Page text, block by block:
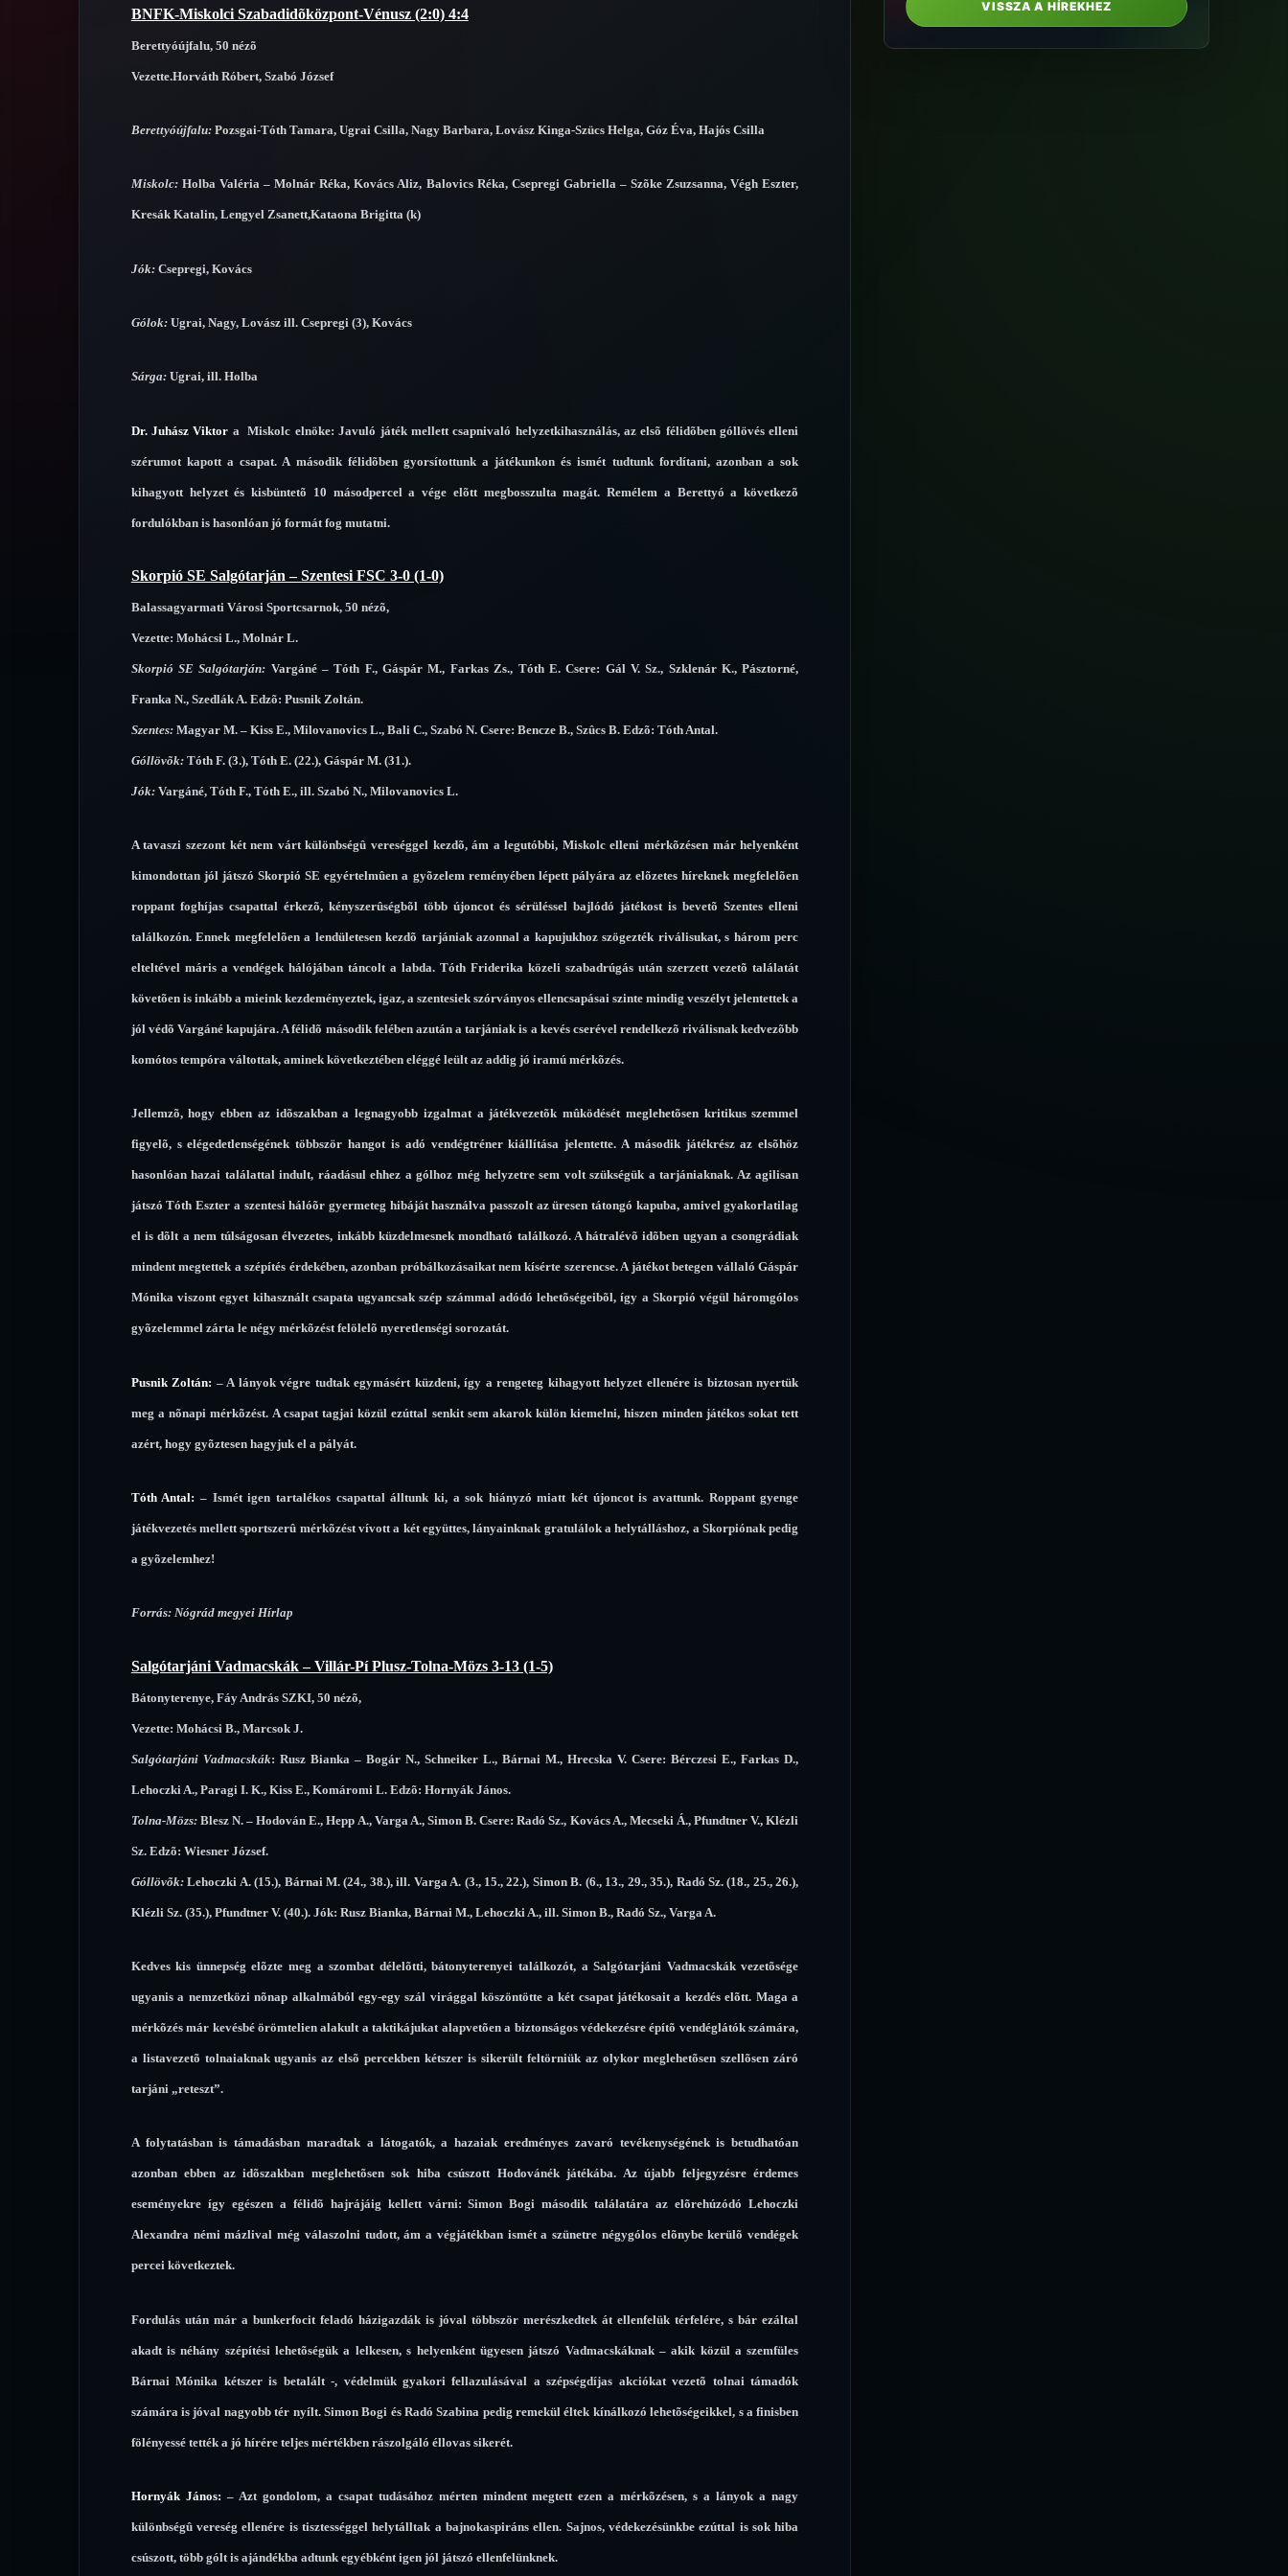
BNFK-Miskolci Szabadidõközpont-Vénusz (2:0) 4:4
Berettyóújfalu, 50 nézõ
Vezette.Horváth Róbert, Szabó József
Berettyóújfalu: Pozsgai-Tóth Tamara, Ugrai Csilla, Nagy Barbara, Lovász Kinga-Szücs Helga, Góz Éva, Hajós Csilla
Miskolc:Holba Valéria – Molnár Réka, Kovács Aliz, Balovics Réka, Csepregi Gabriella – Szõke Zsuzsanna, Végh Eszter,
Kresák Katalin, Lengyel Zsanett,Kataona Brigitta (k)
Jók:Csepregi, Kovács
Gólok:Ugrai, Nagy, Lovász ill. Csepregi (3), Kovács
Sárga:Ugrai, ill. Holba
Dr. Juhász Viktor a Miskolc elnöke: Javuló játék mellett csapnivaló helyzetkihasználás, az elsõ félidõben góllövés elleni
szérumot kapott a csapat. A második félidõben gyorsítottunk a játékunkon és ismét tudtunk fordítani, azonban a sok
kihagyott helyzet és kisbüntetõ 10 másodpercel a vége elõtt megbosszulta magát. Remélem a Berettyó a következõ
fordulókban is hasonlóan jó formát fog mutatni.
Skorpió SE Salgótarján – Szentesi FSC 3-0 (1-0)
Balassagyarmati Városi Sportcsarnok, 50 nézõ,
Vezette: Mohácsi L., Molnár L.
Skorpió SE Salgótarján: Vargáné – Tóth F., Gáspár M., Farkas Zs., Tóth E. Csere: Gál V. Sz., Szklenár K., Pásztorné,
Franka N., Szedlák A. Edzõ: Pusnik Zoltán.
Szentes:Magyar M. – Kiss E., Milovanovics L., Bali C., Szabó N. Csere: Bencze B., Szûcs B. Edzõ: Tóth Antal.
Góllövõk:Tóth F. (3.), Tóth E. (22.), Gáspár M. (31.).
Jók:Vargáné, Tóth F., Tóth E., ill. Szabó N., Milovanovics L.
A tavaszi szezont két nem várt különbségû vereséggel kezdõ, ám a legutóbbi, Miskolc elleni mérkõzésen már helyenként
kimondottan jól játszó Skorpió SE egyértelmûen a gyõzelem reményében lépett pályára az elõzetes híreknek megfelelõen
roppant foghíjas csapattal érkezõ, kényszerûségbõl több újoncot és sérüléssel bajlódó játékost is bevetõ Szentes elleni
találkozón. Ennek megfelelõen a lendületesen kezdõ tarjániak azonnal a kapujukhoz szögezték riválisukat, s három perc
elteltével máris a vendégek hálójában táncolt a labda. Tóth Friderika közeli szabadrúgás után szerzett vezetõ találatát
követõen is inkább a mieink kezdeményeztek, igaz, a szentesiek szórványos ellencsapásai szinte mindig veszélyt jelentettek a
jól védõ Vargáné kapujára. A félidõ második felében azután a tarjániak is a kevés cserével rendelkezõ riválisnak kedvezõbb
komótos tempóra váltottak, aminek következtében eléggé leült az addig jó iramú mérkõzés.
Jellemzõ, hogy ebben az idõszakban a legnagyobb izgalmat a játékvezetõk mûködését meglehetõsen kritikus szemmel
figyelõ, s elégedetlenségének többször hangot is adó vendégtréner kiállítása jelentette. A második játékrész az elsõhöz
hasonlóan hazai találattal indult, ráadásul ehhez a gólhoz még helyzetre sem volt szükségük a tarjániaknak. Az agilisan
játszó Tóth Eszter a szentesi hálóõr gyermeteg hibáját használva passzolt az üresen tátongó kapuba, amivel gyakorlatilag
el is dõlt a nem túlságosan élvezetes, inkább küzdelmesnek mondható találkozó. A hátralévõ idõben ugyan a csongrádiak
mindent megtettek a szépítés érdekében, azonban próbálkozásaikat nem kísérte szerencse. A játékot betegen vállaló Gáspár
Mónika viszont egyet kihasznált csapata ugyancsak szép számmal adódó lehetõségeibõl, így a Skorpió végül háromgólos
gyõzelemmel zárta le négy mérkõzést felölelõ nyeretlenségi sorozatát.
Pusnik Zoltán: – A lányok végre tudtak egymásért küzdeni, így a rengeteg kihagyott helyzet ellenére is biztosan nyertük
meg a nõnapi mérkõzést. A csapat tagjai közül ezúttal senkit sem akarok külön kiemelni, hiszen minden játékos sokat tett
azért, hogy gyõztesen hagyjuk el a pályát.
Tóth Antal: – Ismét igen tartalékos csapattal álltunk ki, a sok hiányzó miatt két újoncot is avattunk. Roppant gyenge
játékvezetés mellett sportszerû mérkõzést vívott a két együttes, lányainknak gratulálok a helytálláshoz, a Skorpiónak pedig
a gyõzelemhez!
Forrás: Nógrád megyei Hírlap
Salgótarjáni Vadmacskák – Villár-Pí Plusz-Tolna-Mözs 3-13 (1-5)
Bátonyterenye, Fáy András SZKI, 50 nézõ,
Vezette: Mohácsi B., Marcsok J.
Salgótarjáni Vadmacskák: Rusz Bianka – Bogár N., Schneiker L., Bárnai M., Hrecska V. Csere: Bérczesi E., Farkas D.,
Lehoczki A., Paragi I. K., Kiss E., Komáromi L. Edzõ: Hornyák János.
Tolna-Mözs:Blesz N. – Hodován E., Hepp A., Varga A., Simon B. Csere: Radó Sz., Kovács A., Mecseki Á., Pfundtner V., Klézli
Sz. Edzõ: Wiesner József.
Góllövõk:Lehoczki A. (15.), Bárnai M. (24., 38.), ill. Varga A. (3., 15., 22.), Simon B. (6., 13., 29., 35.), Radó Sz. (18., 25., 26.),
Klézli Sz. (35.), Pfundtner V. (40.). Jók: Rusz Bianka, Bárnai M., Lehoczki A., ill. Simon B., Radó Sz., Varga A.
Kedves kis ünnepség elõzte meg a szombat délelõtti, bátonyterenyei találkozót, a Salgótarjáni Vadmacskák vezetõsége
ugyanis a nemzetközi nõnap alkalmából egy-egy szál virággal köszöntötte a két csapat játékosait a kezdés elõtt. Maga a
mérkõzés már kevésbé örömtelien alakult a taktikájukat alapvetõen a biztonságos védekezésre építõ vendéglátók számára,
a listavezetõ tolnaiaknak ugyanis az elsõ percekben kétszer is sikerült feltörniük az olykor meglehetõsen szellõsen záró
tarjáni „reteszt”.
A folytatásban is támadásban maradtak a látogatók, a hazaiak eredményes zavaró tevékenységének is betudhatóan
azonban ebben az idõszakban meglehetõsen sok hiba csúszott Hodovánék játékába. Az újabb feljegyzésre érdemes
eseményekre így egészen a félidõ hajrájáig kellett várni: Simon Bogi második találatára az elõrehúzódó Lehoczki
Alexandra némi mázlival még válaszolni tudott, ám a végjátékban ismét a szünetre négygólos elõnybe kerülõ vendégek
percei következtek.
Fordulás után már a bunkerfocit feladó házigazdák is jóval többször merészkedtek át ellenfelük térfelére, s bár ezáltal
akadt is néhány szépítési lehetõségük a lelkesen, s helyenként ügyesen játszó Vadmacskáknak – akik közül a szemfüles
Bárnai Mónika kétszer is betalált -, védelmük gyakori fellazulásával a szépségdíjas akciókat vezetõ tolnai támadók
számára is jóval nagyobb tér nyílt. Simon Bogi és Radó Szabina pedig remekül éltek kínálkozó lehetõségeikkel, s a finisben
fölényessé tették a jó hírére teljes mértékben rászolgáló éllovas sikerét.
Hornyák János: – Azt gondolom, a csapat tudásához mérten mindent megtett ezen a mérkõzésen, s a lányok a nagy
különbségû vereség ellenére is tisztességgel helytálltak a bajnokaspiráns ellen. Sajnos, védekezésünkbe ezúttal is sok hiba
csúszott, több gólt is ajándékba adtunk egyébként igen jól játszó ellenfelünknek.
VISSZA A HÍREKHEZ